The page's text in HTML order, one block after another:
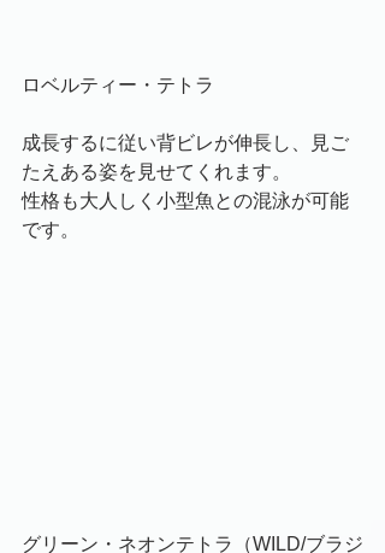
ロベルティー・テトラ
成長するに従い背ビレが伸長し、見ご
たえある姿を見せてくれます。
性格も大人しく小型魚との混泳が可能
です。
グリーン・ネオンテトラ（WILD/ブラジ